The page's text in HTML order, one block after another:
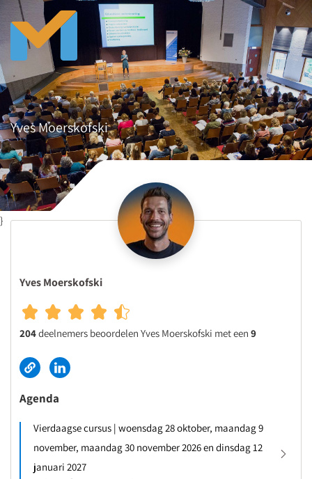
Yves Moerskofski
}
Yves Moerskofski
204deelnemers beoordelen Yves Moerskofski met een 9
Agenda
Vierdaagse cursus | woensdag 28 oktober, maandag 9
november, maandag 30 november 2026 en dinsdag 12
januari 2027